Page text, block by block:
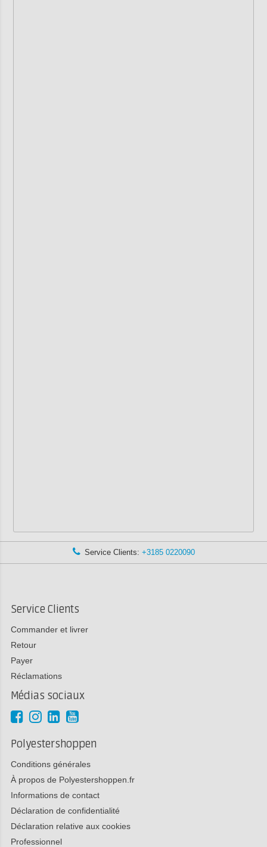
Service Clients: +3185 0220090
Service Clients
Commander et livrer
Retour
Payer
Réclamations
Médias sociaux
Polyestershoppen
Conditions générales
À propos de Polyestershoppen.fr
Informations de contact
Déclaration de confidentialité
Déclaration relative aux cookies
Professionnel